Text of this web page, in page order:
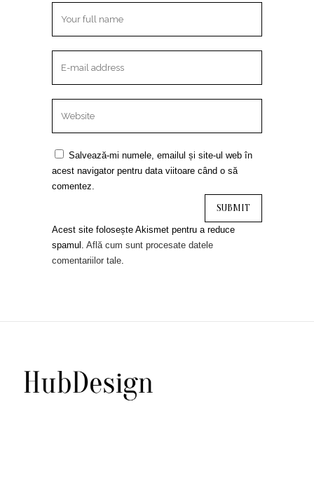
Salvează-mi numele, emailul și site-ul web în
acest navigator pentru data viitoare când o să
comentez.
Acest site folosește Akismet pentru a reduce
spamul. Află cum sunt procesate datele
comentariilor tale.